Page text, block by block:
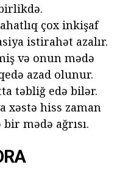
çox inkişaf
istirahət azalır.
və onun mədə
azad olunur.
təbliğ edə bilər.
xəstə hiss zaman
mədə ağrısı.